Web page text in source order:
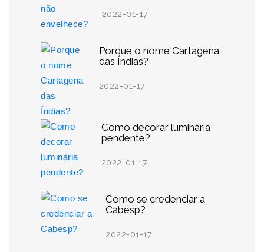
2022-01-17
Porque o nome Cartagena
das Índias?
2022-01-17
Como decorar luminária
pendente?
2022-01-17
Como se credenciar a
Cabesp?
2022-01-17